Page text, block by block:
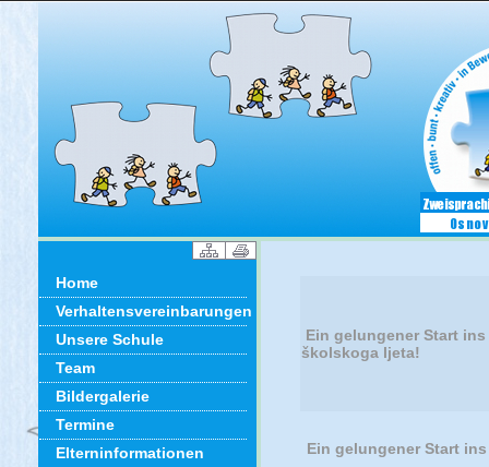
Home
Verhaltensvereinbarungen
Unsere Schule
Team
Bildergalerie
Termine
Elterninformationen
Ein gelungener Start
školskoga ljeta!
Ein gelungener Start